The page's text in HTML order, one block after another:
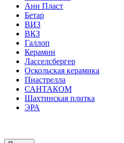
Ани Пласт
Бетар
ВИЗ
ВКЗ
Галлоп
Керамин
Ласселсбергер
Оскольская керамика
Пиастрелла
САНТАКОМ
Шахтинская плитка
ЭРА